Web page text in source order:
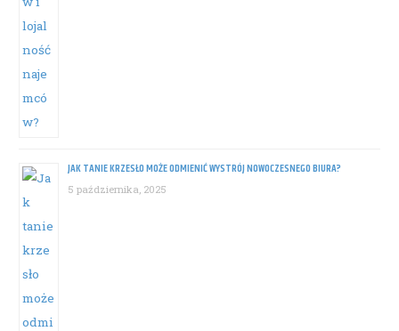
JAK TANIE KRZESŁO MOŻE ODMIENIĆ WYSTRÓJ NOWOCZESNEGO BIURA?
5 października, 2025